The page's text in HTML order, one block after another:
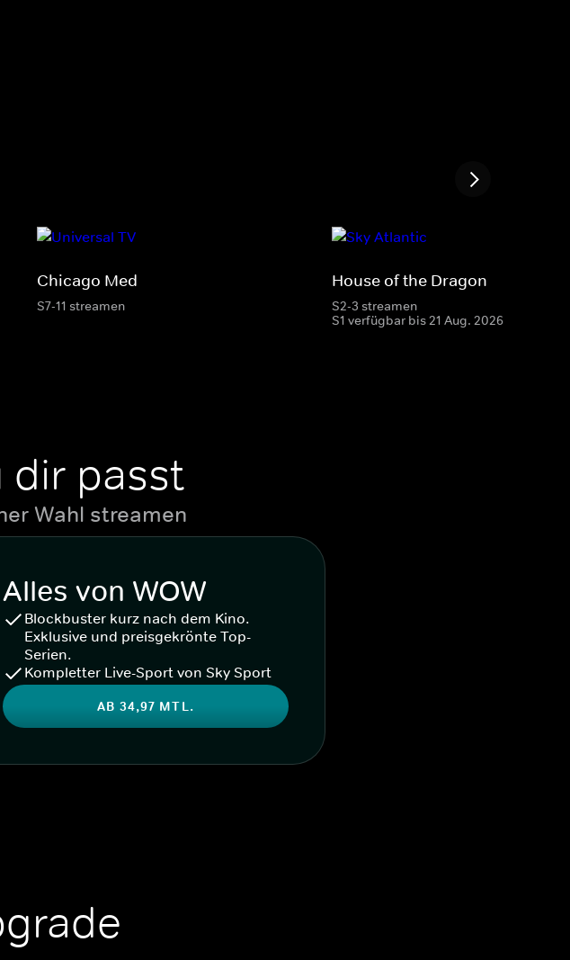
Chicago Med
S7-11 streamen
House of the Dragon
S2-3 streamen
S1 verfügbar bis 21 Aug. 2026
dir passt
Wahl streamen
Alles von WOW
Blockbuster kurz nach dem Kino.
Exklusive und preisgekrönte Top-
Serien.
Kompletter Live-Sport von Sky Sport
AB 34,97 MTL.